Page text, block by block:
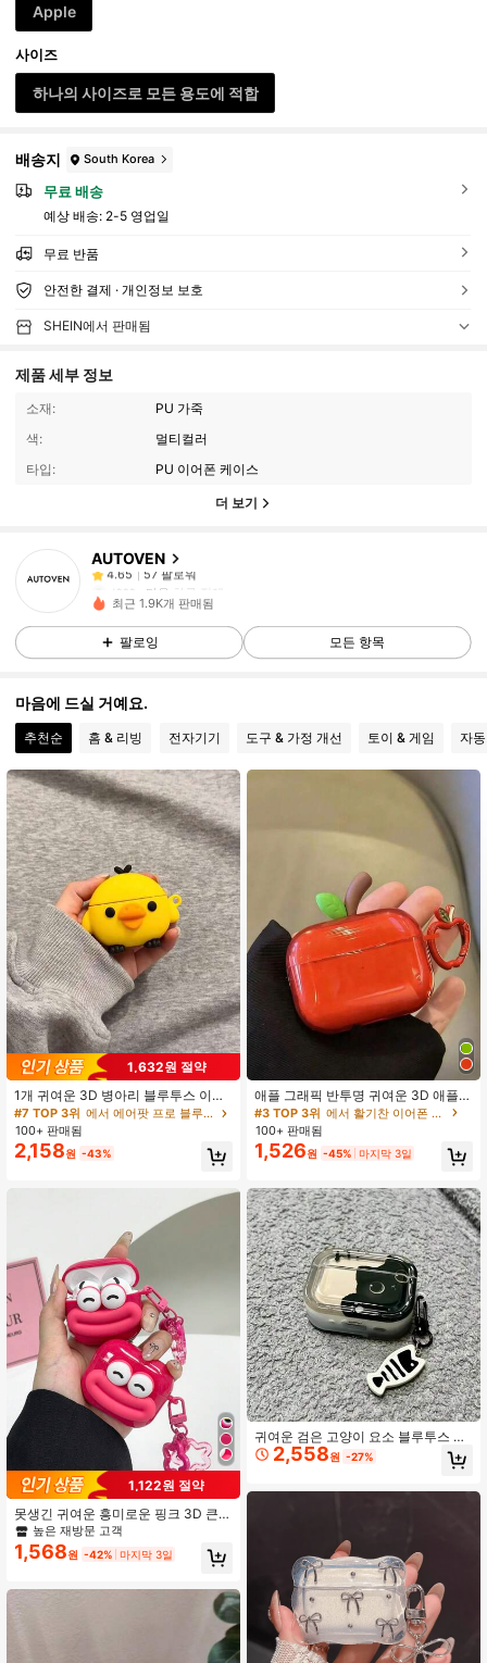
Apple
사이즈
하나의 사이즈로 모든 용도에 적합
배송지 South Korea
무료 배송
예상 배송: 2-5 영업일
무료 반품
안전한 결제 · 개인정보 보호
SHEIN에서 판매됨
제품 세부 정보
소재:
PU 가죽
색:
멀티컬러
타입:
PU 이어폰 케이스
더 보기
AUTOVEN
4.65
57 팔로워
t***a 다음하루 전에
4.65
57 팔로워
4.65 57 팔로워
4.65 57 팔로워
4.65 57 팔로워
4.65 57 팔로워
4.65 57 팔로워
4.65 57 팔로워
57 팔로워
최근 1.9K개 판매됨
팔로잉 모든 항목
마음에 드실 거예요.
추천순 홈 & 리빙 전자기기 도구 & 가정 개선 토이 & 게임 자
1,632원 절약
1개 귀여운 3D 병아리 블루투스 이어
폰 보호 케이스, 가볍고 휴대하기 편하
며, 일상 사용 또는 선물로 완벽합니
다. Apple 2/3/4 Pro/Pro2 이어폰 보
호 커버와 호환됩니다.
#7 TOP 3위
에서 에어팟 프로 블루투스 이어폰 케이스
100+ 판매됨
2,158원 -43%
1,122원 절약
못생긴 귀여운 흥미로운 핑크 3D 큰
눈 입 디자인 블루투스 이어폰 케이스
1개 보호 케이스 + 꽃 고리 끈 Apple S
1/S2, Pro 2/3, 4 봄 선물 호환
높은 재방문 고객
1,568원 -42% 마지막 3일
애플 그래픽 반투명 귀여운 3D 애플
보호 케이스, 에어팟 프로 3/프로 2/3
세대 블루투스 이어폰, 2세대 애플 4
이어폰 케이스에 적합
에서 활기찬 이어폰 케이스
거의 매진!
#3 TOP 3위
에서 활기찬 이어폰 케이스
거의 매진!
#3 TOP 3위
에서 활기찬 이어폰 케이스
거의 매진!
#3 TOP 3위
100+ 판매됨
1,526원 -45% 마지막 3일
귀여운 검은 고양이 요소 블루투스 이
어폰 케이스 1/2/3/4/Pro/PRO 2 및 새
로운 Pro 3 시리즈에 적합한 물고기
2,558원 -27%